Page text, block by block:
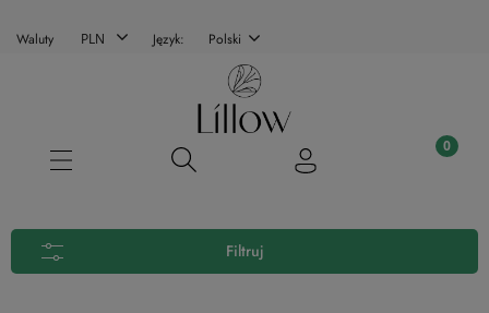
Waluty Język: Polski
Filtruj